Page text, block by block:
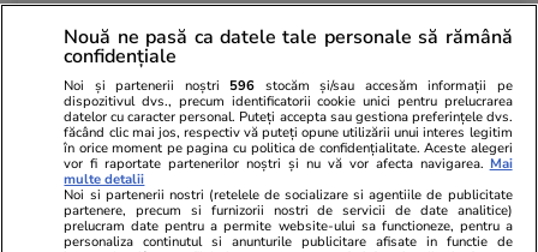
Bani și Afaceri 22 iul.
Scăderea deficitului bugetar arată că măsurile
lui Bolojan funcționează, dar suntem doar la
jumătatea drumului, arată economiștii. „Dacă
creditorii se supără, îți închid lumina în trei
săptămâni”
Nouă ne pasă ca datele tale personale să rămână
confidențiale
Noi și partenerii noștri 596 stocăm și/sau accesăm informații pe
dispozitivul dvs., precum identificatorii cookie unici pentru prelucrarea
datelor cu caracter personal. Puteți accepta sau gestiona preferințele dvs.
făcând clic mai jos, respectiv vă puteți opune utilizării unui interes legitim
în orice moment pe pagina cu politica de confidențialitate. Aceste alegeri
vor fi raportate partenerilor noștri și nu vă vor afecta navigarea. Mai
multe detalii
Noi si partenerii nostri (retelele de socializare si agentiile de publicitate
partenere, precum si furnizorii nostri de servicii de date analitice)
prelucram date pentru a permite website-ului sa functioneze, pentru a
personaliza continutul si anunturile publicitare afisate in functie de